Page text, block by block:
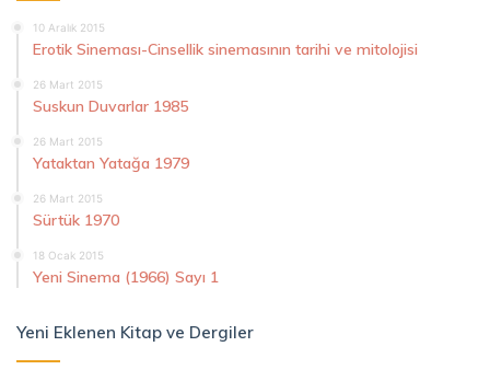
10 Aralık 2015
Erotik Sineması-Cinsellik sinemasının tarihi ve mitolojisi
26 Mart 2015
Suskun Duvarlar 1985
26 Mart 2015
Yataktan Yatağa 1979
26 Mart 2015
Sürtük 1970
18 Ocak 2015
Yeni Sinema (1966) Sayı 1
Yeni Eklenen Kitap ve Dergiler